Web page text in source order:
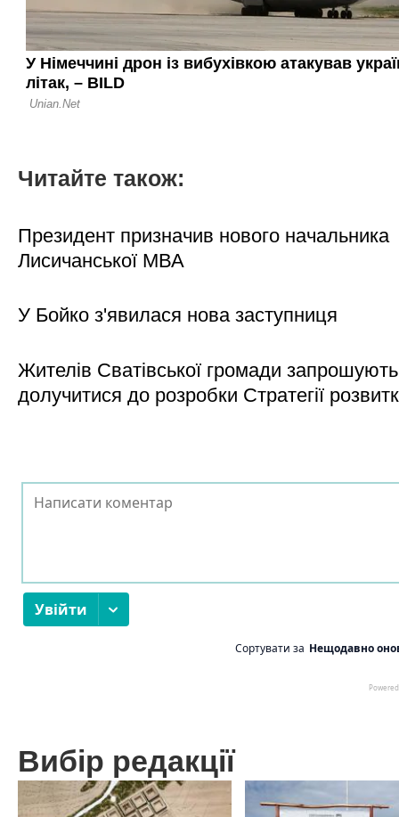
Читайте також:
Президент призначив нового начальника
Лисичанської МВА
У Бойко з'явилася нова заступниця
Жителів Сватівської громади запрошують
долучитися до розробки Стратегії
Вибір редакції